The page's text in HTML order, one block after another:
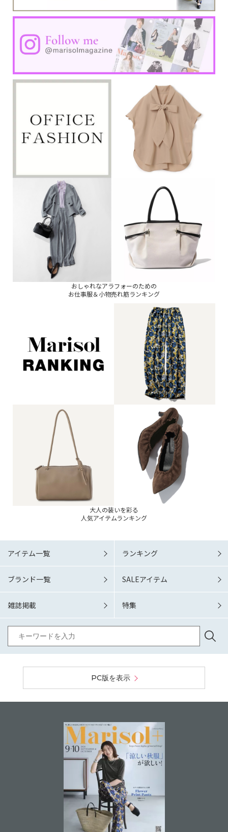
おしゃれなアラフォーのための
お仕事服＆小物売れ筋ランキング
大人の装いを彩る
人気アイテムランキング
アイテム一覧 ランキング
ブランド一覧 SALEアイテム
雑誌掲載 特集
PC版を表示